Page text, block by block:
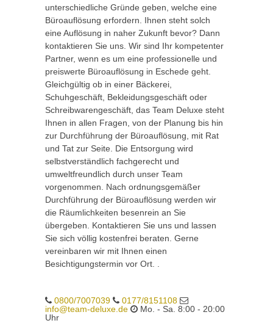
unterschiedliche Gründe geben, welche eine
Büroauflösung erfordern. Ihnen steht solch
eine Auflösung in naher Zukunft bevor? Dann
kontaktieren Sie uns. Wir sind Ihr kompetenter
Partner, wenn es um eine professionelle und
preiswerte Büroauflösung in Eschede geht.
Gleichgültig ob in einer Bäckerei,
Schuhgeschäft, Bekleidungsgeschäft oder
Schreibwarengeschäft, das Team Deluxe steht
Ihnen in allen Fragen, von der Planung bis hin
zur Durchführung der Büroauflösung, mit Rat
und Tat zur Seite. Die Entsorgung wird
selbstverständlich fachgerecht und
umweltfreundlich durch unser Team
vorgenommen. Nach ordnungsgemäßer
Durchführung der Büroauflösung werden wir
die Räumlichkeiten besenrein an Sie
übergeben. Kontaktieren Sie uns und lassen
Sie sich völlig kostenfrei beraten. Gerne
vereinbaren wir mit Ihnen einen
Besichtigungstermin vor Ort. .
0800/7007039
0177/8151108
info@team-deluxe.de
Mo. - Sa. 8:00 - 20:00
Uhr